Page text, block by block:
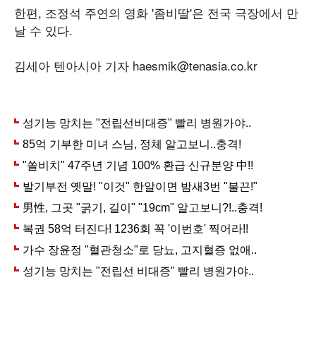
한편, 조정석 주연의 영화 '좀비딸'은 전국 극장에서 만
날 수 있다.
김세아 텐아시아 기자 haesmik@tenasia.co.kr